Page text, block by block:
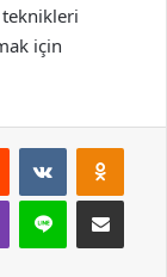
teknikleri
için
Reddit VKontakte
Viber Line E-Posta ile